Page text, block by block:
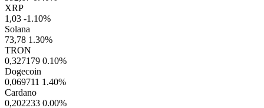
XRP
1,03 -1.10%
Solana
73,78 1.30%
TRON
0,327179 0.10%
Dogecoin
0,069711 1.40%
Cardano
0,202233 0.00%